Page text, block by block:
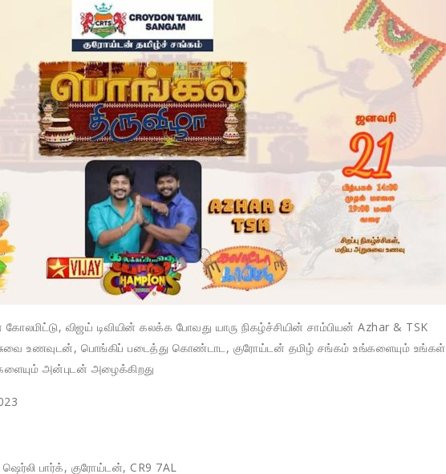
விஜய் டிவியின் கலக்க போவது யாரு நிகழ்ச்சியின் சாம்பியன் Azhar & TSK
உணவுடன், பொங்கிப் படைத்து கொண்டாட, குரோய்டன் தமிழ் சங்கம் உங்களையும் உங்கள்
அன்புடன் அழைக்கிறது
பார்க், குரோய்டன், CR9 7AL